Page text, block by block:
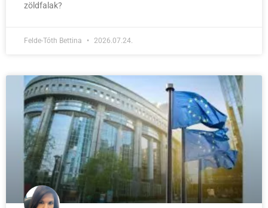
zöldfalak?
Felde-Tóth Bettina 2026.07.24.